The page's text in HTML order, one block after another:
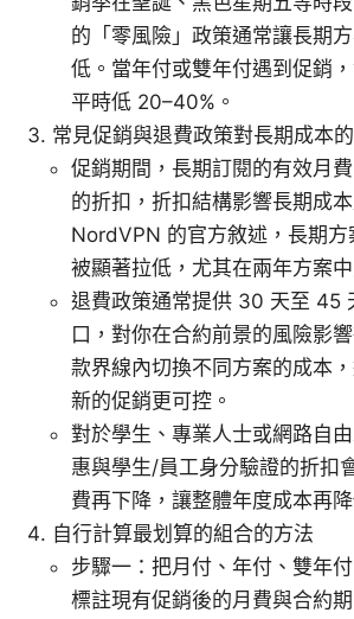
的「零風險」政策通常讓長期
低。當年付或雙年付遇到促銷
平時低 20–40%。
常見促銷與退費政策對長期成本
促銷期間，長期訂閱的有效月
的折扣，折扣結構影響長期成
NordVPN 的官方敘述，長期方
被顯著拉低，尤其在兩年方案中
退費政策通常提供 30 天至 45
口，對你在合約前景的風險影
款界線內切換不同方案的成本
新的促銷更可控。
對於學生、專業人士或網路自
惠與學生/員工身分驗證的折扣
費再下降，讓整體年度成本再
自行計算最划算的組合的方法
步驟一：把月付、年付、雙年
標註現有促銷後的月費與合約期